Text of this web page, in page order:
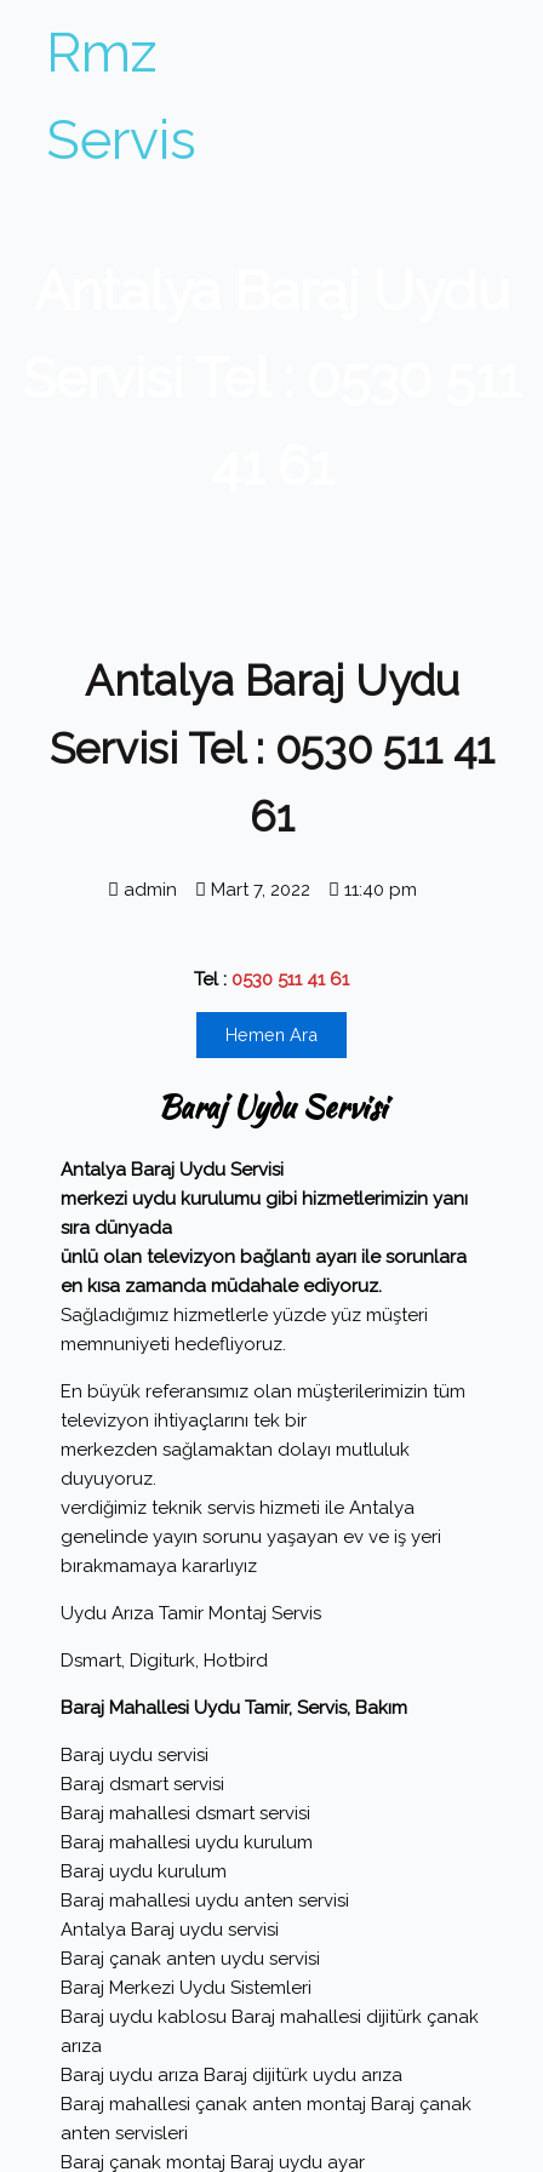
Rmz
Servis
Antalya Baraj Uydu
Servisi Tel : 0530 511 41
61
admin Mart 7, 2022 11:40 pm
Tel : 0530 511 41 61
Hemen Ara
Baraj Uydu Servisi
Antalya Baraj Uydu Servisi
merkezi uydu kurulumu gibi hizmetlerimizin yanı
sıra dünyada
ünlü olan televizyon bağlantı ayarı ile sorunlara
en kısa zamanda müdahale ediyoruz.
Sağladığımız hizmetlerle yüzde yüz müşteri
memnuniyeti hedefliyoruz.
En büyük referansımız olan müşterilerimizin tüm
televizyon ihtiyaçlarını tek bir
merkezden sağlamaktan dolayı mutluluk
duyuyoruz.
verdiğimiz teknik servis hizmeti ile Antalya
genelinde yayın sorunu yaşayan ev ve iş yeri
bırakmamaya kararlıyız
Uydu Arıza Tamir Montaj Servis
Dsmart, Digiturk, Hotbird
Baraj Mahallesi Uydu Tamir, Servis, Bakım
Baraj uydu servisi
Baraj dsmart servisi
Baraj mahallesi dsmart servisi
Baraj mahallesi uydu kurulum
Baraj uydu kurulum
Baraj mahallesi uydu anten servisi
Antalya Baraj uydu servisi
Baraj çanak anten uydu servisi
Baraj Merkezi Uydu Sistemleri
Baraj uydu kablosu Baraj mahallesi dijitürk çanak
arıza
Baraj uydu arıza Baraj dijitürk uydu arıza
Baraj mahallesi çanak anten montaj Baraj çanak
anten servisleri
Baraj çanak montaj Baraj uydu ayar